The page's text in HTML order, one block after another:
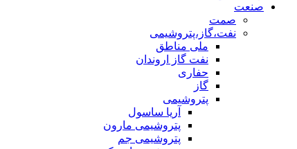
صنعت
صمت
نفت،گاز،پتروشیمی
ملی مناطق
نفت گاز اروندان
حفاری
گاز
پتروشیمی
آریا ساسول
پتروشیمی مارون
پتروشیمی جم